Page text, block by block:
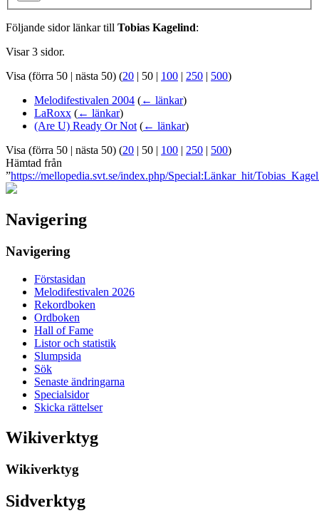
Följande sidor länkar till Tobias Kagelind:
Visar 3 sidor.
Visa (förra 50 | nästa 50) (20 | 50 | 100 | 250 | 500)
Melodifestivalen 2004 (← länkar)
LaRoxx (← länkar)
(Are U) Ready Or Not (← länkar)
Visa (förra 50 | nästa 50) (20 | 50 | 100 | 250 | 500)
Hämtad från
”https://mellopedia.svt.se/index.php/Special:Länkar_hit/
Navigering
Navigering
Förstasidan
Melodifestivalen 2026
Rekordboken
Ordboken
Hall of Fame
Listor och statistik
Slumpsida
Sök
Senaste ändringarna
Specialsidor
Skicka rättelser
Wikiverktyg
Wikiverktyg
Sidverktyg